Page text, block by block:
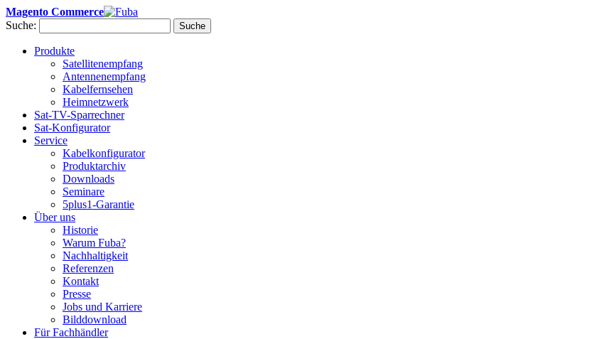
Magento Commerce
Suche:
Suche
Produkte
Satellitenempfang
Antennenempfang
Kabelfernsehen
Heimnetzwerk
Sat-TV-Sparrechner
Sat-Konfigurator
Service
Kabelkonfigurator
Produktarchiv
Downloads
Seminare
5plus1-Garantie
Über uns
Historie
Warum Fuba?
Nachhaltigkeit
Referenzen
Kontakt
Presse
Jobs und Karriere
Bilddownload
Für Fachhändler